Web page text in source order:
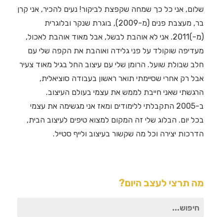
שלום, אני כל כך שמחה שקפצת לביקור! נעים להכיר, אני קרן
בר, מעצבת פנים (מ-2009), בוגרת שנקר ובלוגרית
(מ-)2011. אני לא אוהבת לבשל, אבל מאוד אוהבת לאכול,
מעדיפה שוקולד על פני גלידה ואוהבת את הקפה שלי עם
חלב שבולת שועל. הרומן שלי עם עיצוב החל בגיל מאוד צעיר
אבל רק אחרי שסיימתי תואר ראשון בעבודה סוציאלית,
הרגשתי שאני חייבת לממש את עצמי בעולם העיצוב.
ב-2005 התקבלתי ללימודים ומאז אני מגשימה את עצמי
בכל יום. הבלוג שלי זה המקום למצוא טיפים לעיצוב הבית,
הדרכות יצירה וכל מה שקשור בעיצוב ולייף סטייל.
מה תרצי לעצב היום?
חיפוש